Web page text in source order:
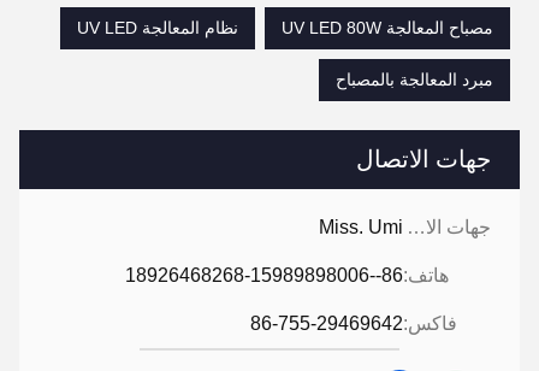
جهات الاتصال
جهات الاتصال: Miss. Umi
هاتف:86--18926468268-15989898006
فاكس:86-755-29469642
مصباح المعالجة UV LED 80W
نظام المعالجة UV LED
مبرد المعالجة بالمصباح